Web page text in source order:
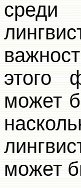
этого
может
может